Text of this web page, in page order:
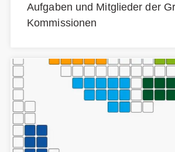
Aufgaben und Mitglieder der
Kommissionen